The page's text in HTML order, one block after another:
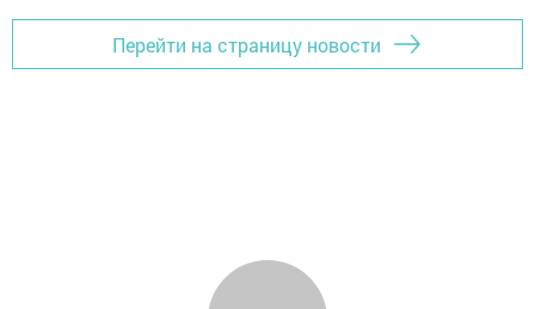
Перейти на страницу новости